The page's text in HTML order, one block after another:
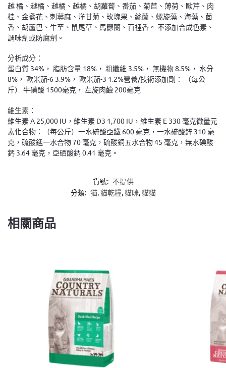
越 橘、越橘、越橘、越橘、胡蘿蔔、番茄、菊苣、薄荷、歐芹、肉
桂、金盞花、刺蕁麻、洋甘菊、玫瑰果、絲蘭、螺旋藻、海藻、茴
香、胡蘆巴、牛至、鼠尾草、馬鬱蘭、百裡香。 不添加合成色素、
調味劑或防腐劑。
分析成分：
蛋白質 34%， 脂肪含量 18%， 粗纖維 3.5%， 無機物 8.5%， 水分
8%， 歐米茄-6 3.9%， 歐米茄-3 1.2%營養/技術添加劑： （每公
斤） 牛磺酸 1500毫克， 左旋肉鹼 200毫克
維生素：
維生素 A 25,000 IU，維生素 D3 1,700 IU，維生素 E 330 毫克微量元
素化合物：（每公斤）一水硫酸亞鐵 600 毫克，一水硫酸鋅 310 毫
克，硫酸錳一水合物 70 毫克，硫酸銅五水合物 45 毫克，無水碘酸
鈣 3.64 毫克，亞硒酸鈉 0.41 毫克。
貨號: 不提供
分類: 猫, 貓乾糧, 貓咪, 貓貓
相關商品